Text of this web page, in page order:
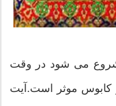
شروع می شود در وقت
کابوس موثر است.آیت